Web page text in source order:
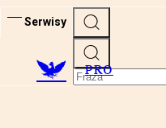
Serwisy
PRO